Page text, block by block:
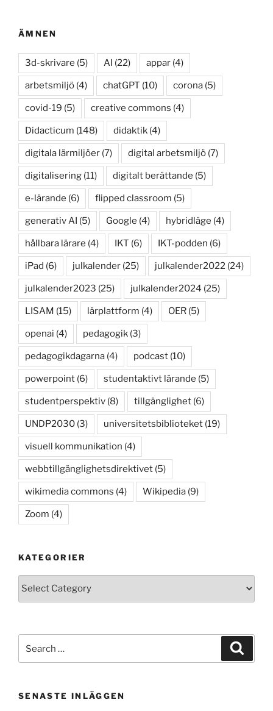
ÄMNEN
3d-skrivare (5) AI (22) appar (4)
arbetsmiljö (4) chatGPT (10) corona (5)
covid-19 (5) creative commons (4)
Didacticum (148) didaktik (4)
digitala lärmiljöer (7) digital arbetsmiljö (7)
digitalisering (11) digitalt berättande (5)
e-lärande (6) flipped classroom (5)
generativ AI (5) Google (4) hybridläge (4)
hållbara lärare (4) IKT (6) IKT-podden (6)
iPad (6) julkalender (25) julkalender2022 (24)
julkalender2023 (25) julkalender2024 (25)
LISAM (15) lärplattform (4) OER (5)
openai (4) pedagogik (3)
pedagogikdagarna (4) podcast (10)
powerpoint (6) studentaktivt lärande (5)
studentperspektiv (8) tillgänglighet (6)
UNDP2030 (3) universitetsbiblioteket (19)
visuell kommunikation (4)
webbtillgänglighetsdirektivet (5)
wikimedia commons (4) Wikipedia (9)
Zoom (4)
KATEGORIER
Kategorier
for:
SENASTE INLÄGGEN